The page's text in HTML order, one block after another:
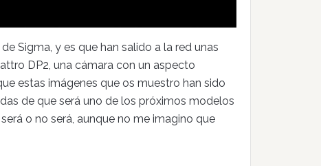
Sigma, y es que han salido a la red unas
DP2, una cámara con un aspecto
estas imágenes que os muestro han sido
de que será uno de los próximos modelos
o no será, aunque no me imagino que